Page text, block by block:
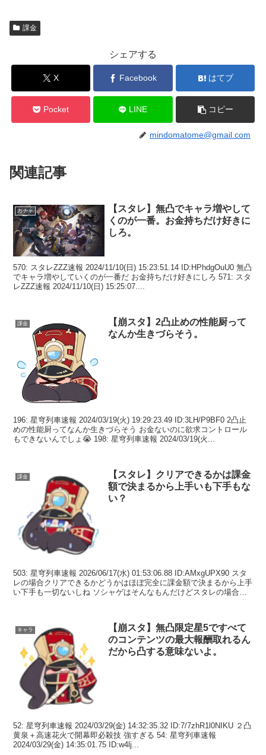
課金
シェアする
X Facebook はてブ
Pocket LINE コピー
mindomatome@gmail.com
関連記事
ガチャ
【スタレ】無凸でキャラ増やして
くのが一番。お金持ちだけ好きに
しろ。
570: スタレZZZ速報 2024/11/10(日) 15:23:51.14 ID:HPhdgOuU0 無凸
でキャラ増やしていくのが一番だ お金持ちだけ好きにしろ 571: スタ
レZZZ速報 2024/11/10(日) 15:25:07....
課金
【崩スタ】2凸止めの性能厨って
なんか生きづらそう。
196: 星穹列車速報 2024/03/19(火) 19:29:23.49 ID:3LH/P9BF0 2凸止
めの性能厨ってなんか生きづらそう お金ないのに欲求コントロール
もできないんでしょ😭 198: 星穹列車速報 2024/03/19(火...
課金
【スタレ】クリアできるかは課金
額で決まるから上手いも下手もな
い？
503: 星穹列車速報 2026/06/17(水) 01:53:06.88 ID:AMxgUPX90 スタ
レの場合クリアできるかどうかはほぼ完全に課金額で決まるから上手
い下手も一切ないしね ソシャゲはそんなもんだけどスタレの場合は
キャラ
【崩スタ】無凸限定星5ですべて
のコンテンツの最大報酬取れるん
だから凸する意味ないよ。
52: 星穹列車速報 2024/03/29(金) 14:32:35.32 ID:7/7zhR1l0NIKU ２凸
黄泉＋高速花火で開幕即必殺技 強すぎる 54: 星穹列車速報
2024/03/29(金) 14:35:01.75 ID:w4lj...